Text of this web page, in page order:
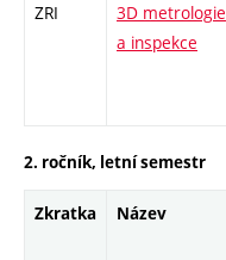
ZRI
3D metrologie
a inspekce
2. ročník, letní semestr
Zkratka Název